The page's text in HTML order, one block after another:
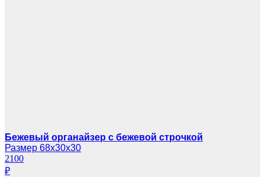
Бежевый органайзер с бежевой строчкой
Размер 68х30х30
2100
₽